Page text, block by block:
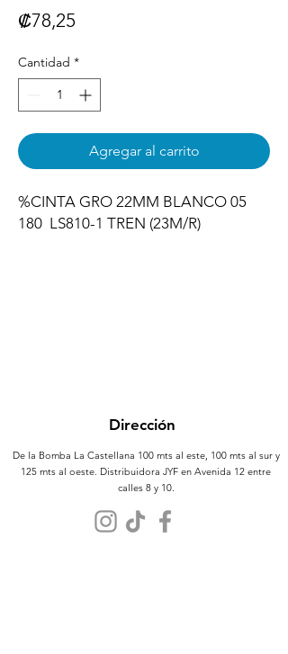
₡78,25
Cantidad *
Agregar al carrito
%CINTA GRO 22MM BLANCO 05
180  LS810-1 TREN (23M/R)
Dirección
De la Bomba La Castellana 100 mts al este, 100 mts al sur y
125 mts al oeste. Distribuidora JYF en Avenida 12 entre
calles 8 y 10.